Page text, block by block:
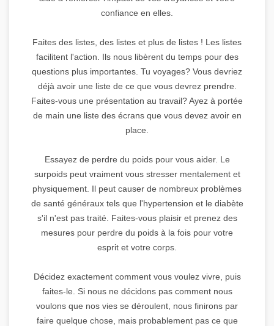
confiance en elles.
Faites des listes, des listes et plus de listes ! Les listes
facilitent l'action. Ils nous libèrent du temps pour des
questions plus importantes. Tu voyages? Vous devriez
déjà avoir une liste de ce que vous devrez prendre.
Faites-vous une présentation au travail? Ayez à portée
de main une liste des écrans que vous devez avoir en
place.
Essayez de perdre du poids pour vous aider. Le
surpoids peut vraiment vous stresser mentalement et
physiquement. Il peut causer de nombreux problèmes
de santé généraux tels que l'hypertension et le diabète
s'il n'est pas traité. Faites-vous plaisir et prenez des
mesures pour perdre du poids à la fois pour votre
esprit et votre corps.
Décidez exactement comment vous voulez vivre, puis
faites-le. Si nous ne décidons pas comment nous
voulons que nos vies se déroulent, nous finirons par
faire quelque chose, mais probablement pas ce que